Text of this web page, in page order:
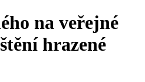
na veřejné
hrazené